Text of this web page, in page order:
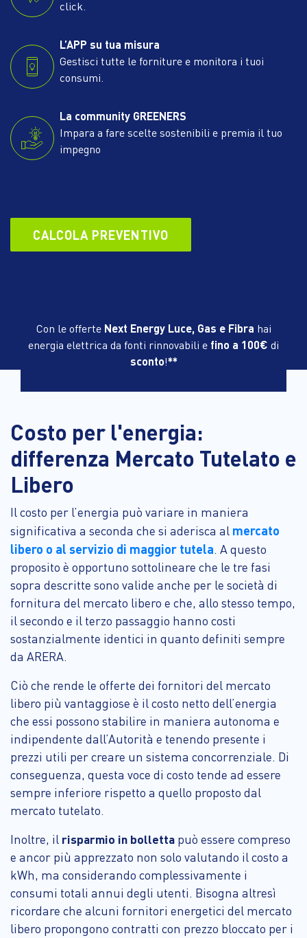
click.
L’APP su tua misura
Gestisci tutte le forniture e monitora i tuoi
consumi.
La community GREENERS
Impara a fare scelte sostenibili e premia il tuo
impegno
CALCOLA PREVENTIVO
Con le offerte Next Energy Luce, Gas e Fibra hai
energia elettrica da fonti rinnovabili e fino a 100€ di
sconto!**
Costo per l'energia:
differenza Mercato Tutelato e
Libero
Il costo per l’energia può variare in maniera
significativa a seconda che si aderisca al mercato
libero o al servizio di maggior tutela. A questo
proposito è opportuno sottolineare che le tre fasi
sopra descritte sono valide anche per le società di
fornitura del mercato libero e che, allo stesso tempo,
il secondo e il terzo passaggio hanno costi
sostanzialmente identici in quanto definiti sempre
da ARERA.
Ciò che rende le offerte dei fornitori del mercato
libero più vantaggiose è il costo netto dell’energia
che essi possono stabilire in maniera autonoma e
indipendente dall’Autorità e tenendo presente i
prezzi utili per creare un sistema concorrenziale. Di
conseguenza, questa voce di costo tende ad essere
sempre inferiore rispetto a quello proposto dal
mercato tutelato.
Inoltre, il risparmio in bolletta può essere compreso
e ancor più apprezzato non solo valutando il costo a
kWh, ma considerando complessivamente i
consumi totali annui degli utenti. Bisogna altresì
ricordare che alcuni fornitori energetici del mercato
libero propongono contratti con prezzo bloccato per i